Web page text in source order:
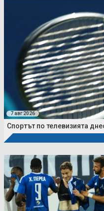
7 авг 2026
Спортът по телевизията